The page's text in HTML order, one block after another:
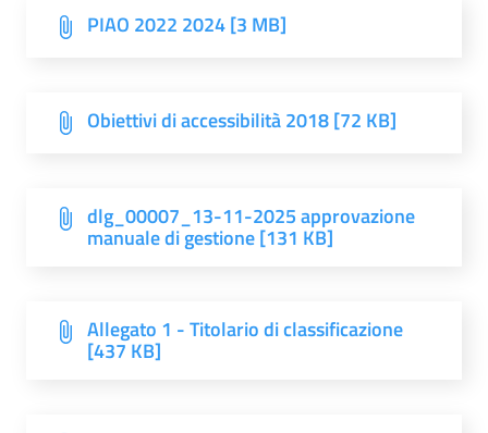
PIAO 2022 2024 [3 MB]
Obiettivi di accessibilità 2018 [72 KB]
dlg_00007_13-11-2025 approvazione
manuale di gestione [131 KB]
Allegato 1 - Titolario di classificazione
[437 KB]